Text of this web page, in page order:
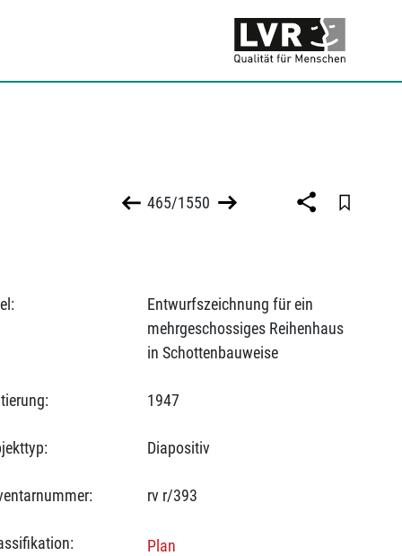
465/1550
Entwurfszeichnung für ein
mehrgeschossiges Reihenhaus
in Schottenbauweise
1947
Diapositiv
rv r/393
Plan